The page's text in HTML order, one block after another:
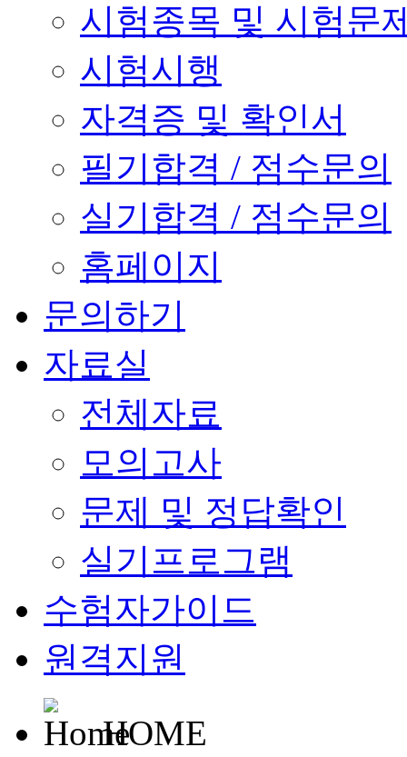
시험종목 및 시험문
시험시행
자격증 및 확인서
필기합격 / 점수문의
실기합격 / 점수문의
홈페이지
문의하기
자료실
전체자료
모의고사
문제 및 정답확인
실기프로그램
수험자가이드
원격지원
HOME